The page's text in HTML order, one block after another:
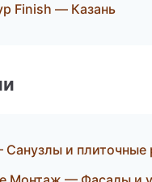
Finish — Казань
и плиточные